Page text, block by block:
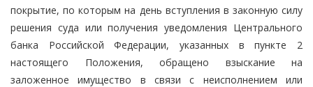
покрытие, по которым на день вступления в законную силу
решения суда или получения уведомления Центрального
банка Российской Федерации, указанных в пункте 2
настоящего Положения, обращено взыскание на
заложенное имущество в связи с неисполнением или